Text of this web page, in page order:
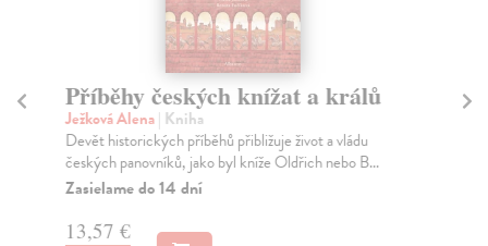
Příběhy českých knížat a králů
Ježková Alena| Kniha
Devět historických příběhů přibližuje život a vládu
českých panovníků, jako byl kníže Oldřich nebo B...
Zasielame do 14 dní
13,57 €